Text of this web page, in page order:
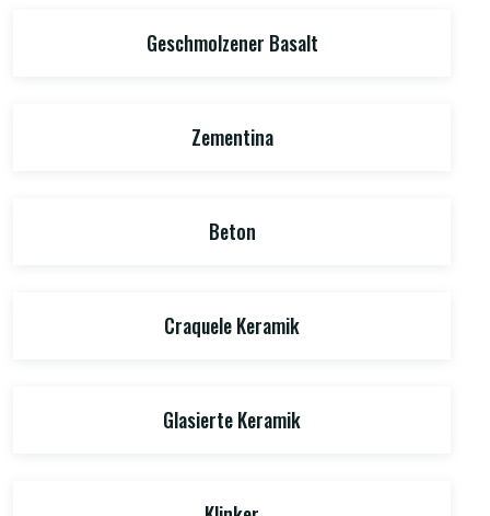
Geschmolzener Basalt
Zementina
Beton
Craquele Keramik
Glasierte Keramik